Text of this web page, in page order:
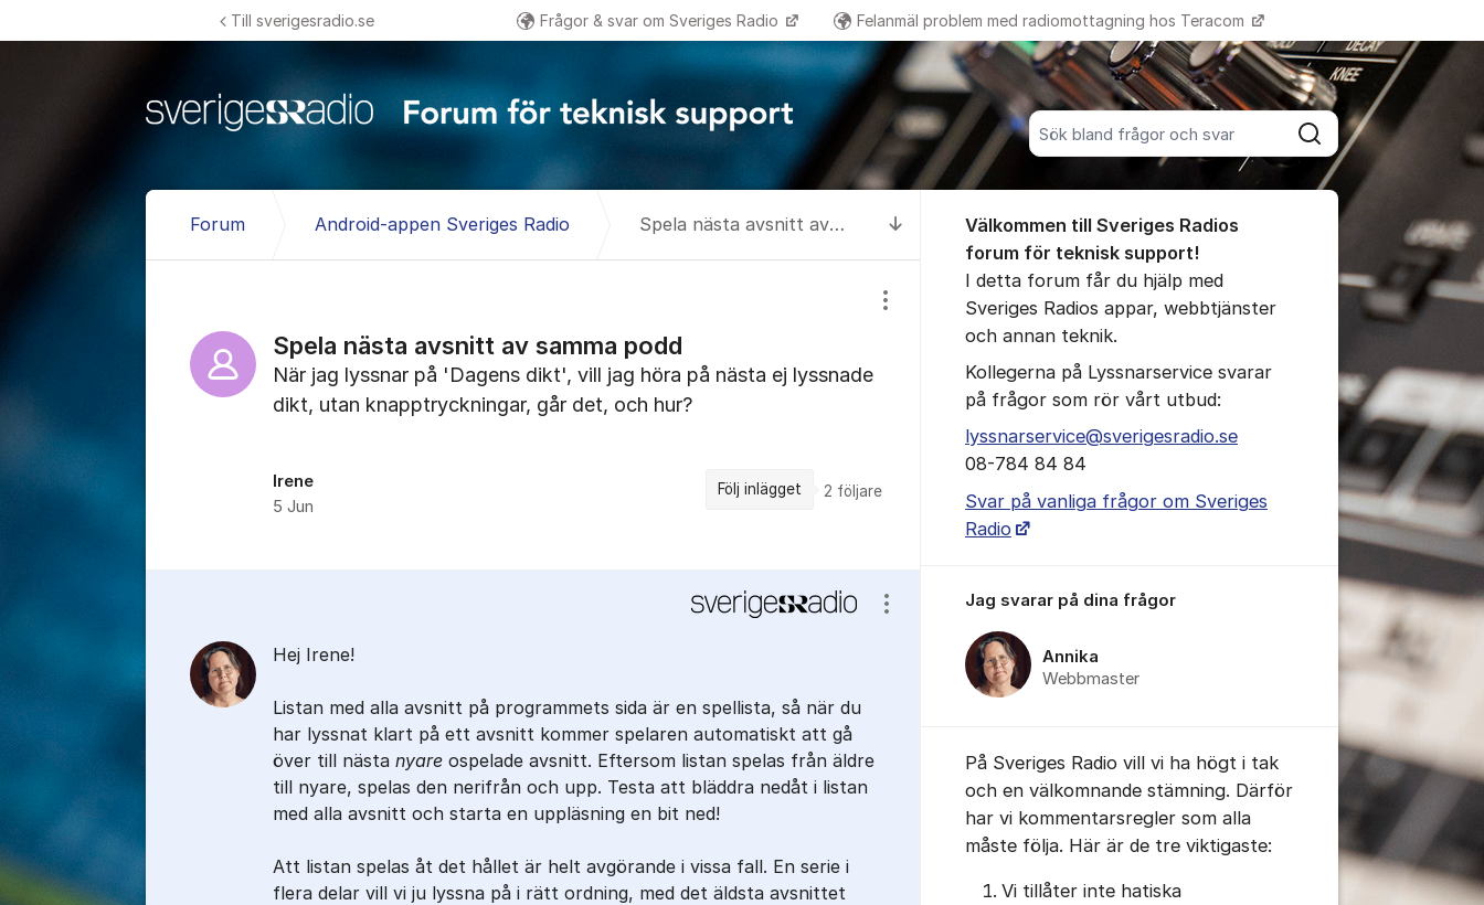
Sök bland alla inlägg
Sök
Till sverigesradio.se Frågor & svar om Sveriges Radio Felanmäl problem med radiomottagning hos Teracom Fler supportlänkar
Till senaste kommentaren
Forum Android-appen Sveriges Radio Spela nästa avsnitt av samma podd
Spela nästa avsnitt av samma podd
Visa/dölj inställningar för inlägg/kommentar
När jag lyssnar på 'Dagens dikt', vill jag höra på nästa ej lyssnade
dikt, utan knapptryckningar, går det, och hur?
Irene
5 Jun
Följ inlägget 2 följare
Hej Irene!
Listan med alla avsnitt på programmets sida är en spellista, så när du
har lyssnat klart på ett avsnitt kommer spelaren automatiskt att gå
över till nästa nyare ospelade avsnitt. Eftersom listan spelas från äldre
till nyare, spelas den nerifrån och upp. Testa att bläddra nedåt i listan
med alla avsnitt och starta en uppläsning en bit ned!
Att listan spelas åt det hållet är helt avgörande i vissa fall. En serie i
flera delar vill vi ju lyssna på i rätt ordning, med det äldsta avsnittet
Visa/dölj inställningar för inlägg/kommentar
Välkommen till Sveriges Radios
forum för teknisk support!
I detta forum får du hjälp med
Sveriges Radios appar, webbtjänster
och annan teknik.
Kollegerna på Lyssnarservice svarar
på frågor som rör vårt utbud:
lyssnarservice@sverigesradio.se
08-784 84 84
Svar på vanliga frågor om Sveriges
Radio
Jag svarar på dina frågor
Annika
Webbmaster
På Sveriges Radio vill vi ha högt i tak
och en välkomnande stämning. Därför
har vi kommentarsregler som alla
måste följa. Här är de tre viktigaste:
Vi tillåter inte hatiska